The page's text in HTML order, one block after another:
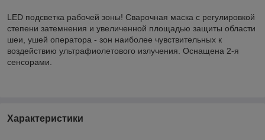
LED подсветка рабочей зоны! Сварочная маска с регулировкой
степени затемнения и увеличенной площадью защиты области
шеи, ушей оператора - зон наиболее чувствительных к
воздействию ультрафиолетового излучения. Оснащена 2-я
сенсорами.
Характеристики